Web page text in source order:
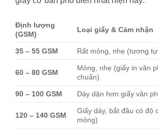
Định lượng
(GSM)
Loại giấy & Cảm nhận
35 – 55 GSM Rất mỏng, nhẹ (tương
60 – 80 GSM
Mỏng, nhẹ (giấy in văn
chuẩn)
90 – 100 GSM Dày dặn hơn giấy văn
120 – 140 GSM
Giấy dày, bắt đầu có độ
mỏng)